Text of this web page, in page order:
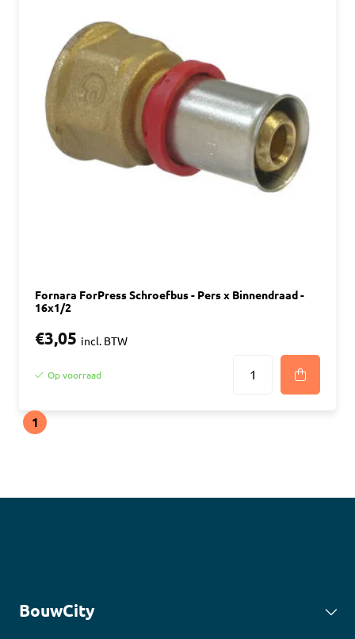
Fornara ForPress Schroefbus - Pers x Binnendraad -
16x1/2
€3,05 incl. BTW
Op voorraad
1
BouwCity